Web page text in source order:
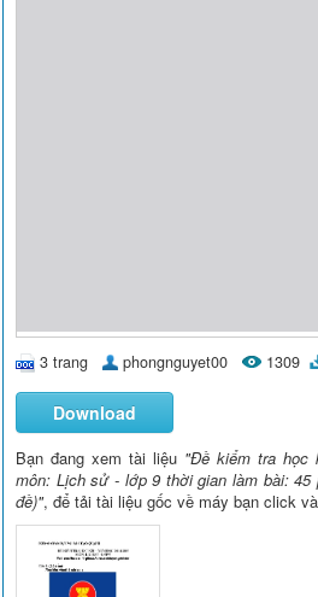
3 trang phongnguyet00 1309
Download
Bạn đang xem tài liệu "Đề kiểm tra học
môn: Lịch sử - lớp 9 thời gian làm bài: 45
đề)", để tải tài liệu gốc về máy bạn click